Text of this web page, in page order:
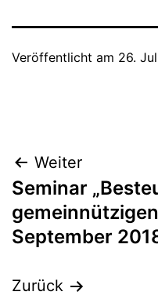
Veröffentlicht am 26.
Weiter
Seminar
September
Zurück